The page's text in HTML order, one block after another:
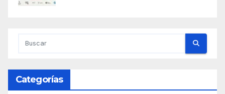
Categorías